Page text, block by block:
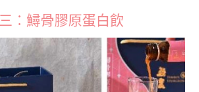
：鱘骨膠原蛋白飲